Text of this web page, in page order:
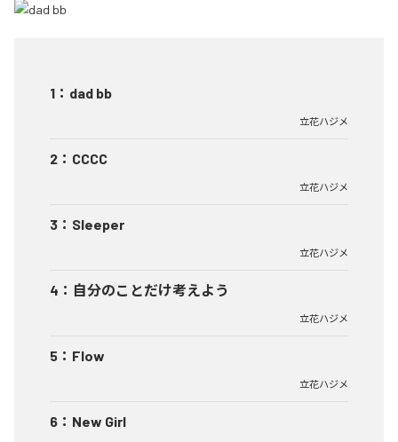
1 ： dad bb
立花ハジメ
2 ： CCCC
立花ハジメ
3 ： Sleeper
立花ハジメ
4 ： 自分のことだけ考えよう
立花ハジメ
5 ： Flow
立花ハジメ
6 ： New Girl